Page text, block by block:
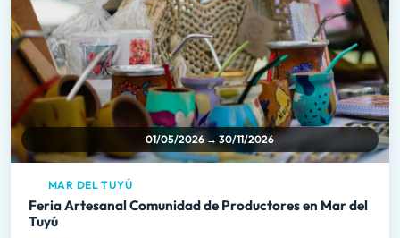
01/05/2026 → 30/11/2026
MAR DEL TUYÚ
Feria Artesanal Comunidad de Productores en Mar del
Tuyú